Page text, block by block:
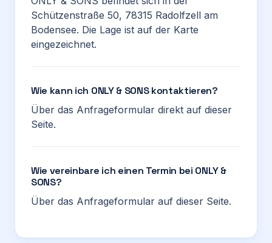
Schützenstraße 50, 78315 Radolfzell am
Bodensee. Die Lage ist auf der Karte
eingezeichnet.
Wie kann ich ONLY & SONS kontaktieren?
Über das Anfrageformular direkt auf dieser
Seite.
Wie vereinbare ich einen Termin bei ONLY &
SONS?
Über das Anfrageformular auf dieser Seite.